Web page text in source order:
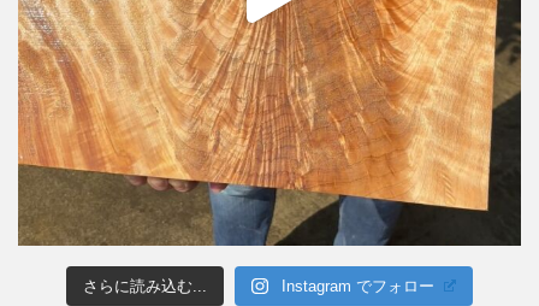
さらに読み込む... Instagram でフォロー